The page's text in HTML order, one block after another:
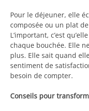
Pour le déjeuner, elle
composée ou un plat
L’important, c’est
chaque bouchée. Elle
plus. Elle sait quand
sentiment de
besoin de compter.
Conseils pour